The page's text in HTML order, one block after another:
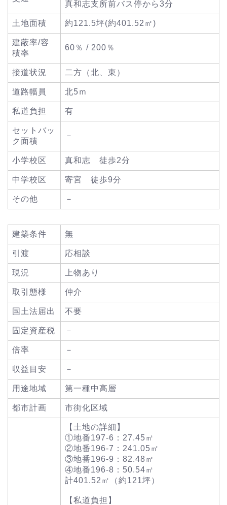
真和志支所前バス停から3分
土地面積 約121.5坪(約401.52㎡)
建蔽率/容
積率
60％ / 200％
接道状況 二方（北、東）
道路幅員 北5ｍ
私道負担 有
セットバッ
ク面積
－
小学校区 真和志 徒歩2分
中学校区 寄宮 徒歩9分
その他 －
建築条件 無
引渡 応相談
現況 上物あり
取引態様 仲介
国土法届出 不要
固定資産税 －
倍率 －
収益目安 －
用途地域 第一種中高層
都市計画 市街化区域
【土地の詳細】
①地番197-6：27.45㎡
②地番196-7：241.05㎡
③地番196-9：82.48㎡
④地番196-8：50.54㎡
計401.52㎡（約121坪）
【私道負担】